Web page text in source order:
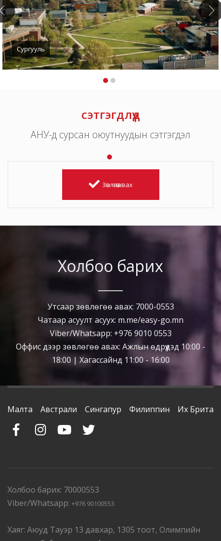
Сургууль
сэтгэгдлүүд
АНУ-д сурсан оюутнуудын сэтгэгдэл
Зөвлөгөө авах
Холбоо барих
Утсаар зөвлөгөө авах: 7000-0553
Чатаар асуулт асуух: m.me/easy-go.mn
Viber/Whatsapp: +976 9010 0553
Оффис дээр зөвлөгөө авах: Ажлын өдрүүдэд 10:00 -
18:00 | Хагассайнд 11:00 - 16:00
Малта Австрали Сингапур Филиппин Их
Холбоо барих: 70000553
Viber/Whatsapp: +976 90100553
Хаяг: Аюуд Тауэр 13 давхар, 1305 тоот, Олимпийн